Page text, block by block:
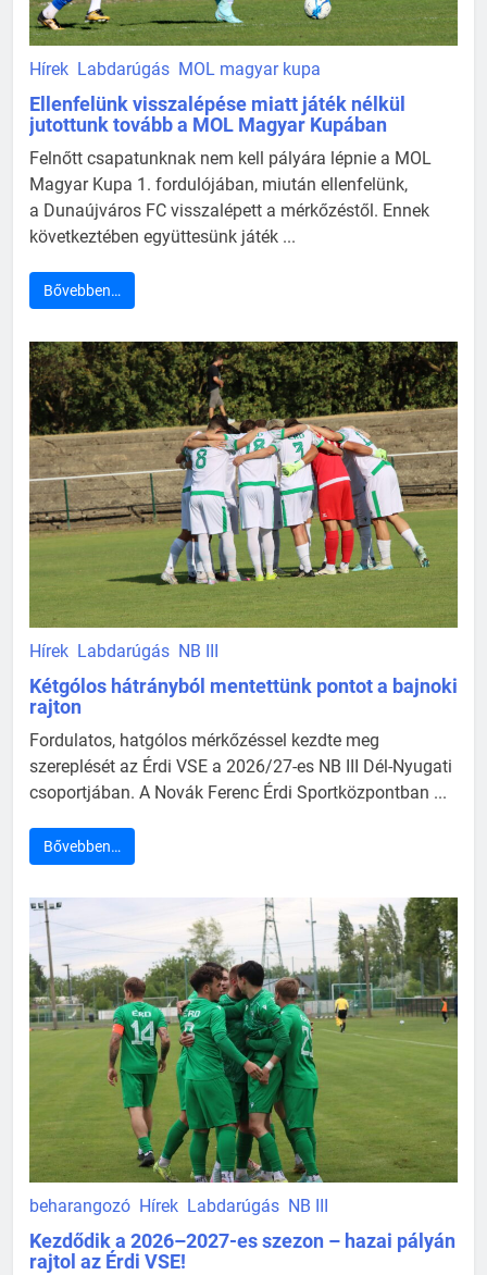
Hírek Labdarúgás MOL magyar kupa
Ellenfelünk visszalépése miatt játék nélkül
jutottunk tovább a MOL Magyar Kupában
Felnőtt csapatunknak nem kell pályára lépnie a MOL
Magyar Kupa 1. fordulójában, miután ellenfelünk,
a Dunaújváros FC visszalépett a mérkőzéstől. Ennek
következtében együttesünk játék ...
Bővebben…
Hírek Labdarúgás NB III
Kétgólos hátrányból mentettünk pontot a bajnoki
rajton
Fordulatos, hatgólos mérkőzéssel kezdte meg
szereplését az Érdi VSE a 2026/27-es NB III Dél-Nyugati
csoportjában. A Novák Ferenc Érdi Sportközpontban ...
Bővebben…
beharangozó Hírek Labdarúgás NB III
Kezdődik a 2026–2027-es szezon – hazai pályán
rajtol az Érdi VSE!